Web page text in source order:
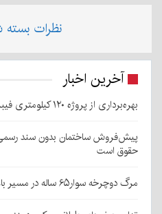
نظرات
آخرین اخبار
بهره‌برداری از پروژه ۱۲۰ کیلومتری فیبرنوری روستایی در قلعه‌گنج
پیش‌فروش ساختمان بدون سند رسمی
حقوق است
مرگ دوچرخه سوار۶۵ ساله در مسیر باغین